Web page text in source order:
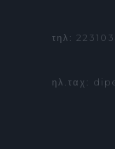
τηλ:
ηλ.ταχ: